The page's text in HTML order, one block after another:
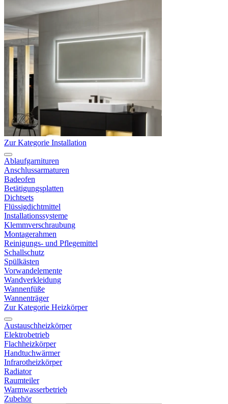
Zur Kategorie Installation
Ablaufgarnituren
Anschlussarmaturen
Badeofen
Betätigungsplatten
Dichtsets
Flüssigdichtmittel
Installationssysteme
Klemmverschraubung
Montagerahmen
Reinigungs- und Pflegemittel
Schallschutz
Spülkästen
Vorwandelemente
Wandverkleidung
Wannenfüße
Wannenträger
Zur Kategorie Heizkörper
Austauschheizkörper
Elektrobetrieb
Flachheizkörper
Handtuchwärmer
Infrarotheizkörper
Radiator
Raumteiler
Warmwasserbetrieb
Zubehör